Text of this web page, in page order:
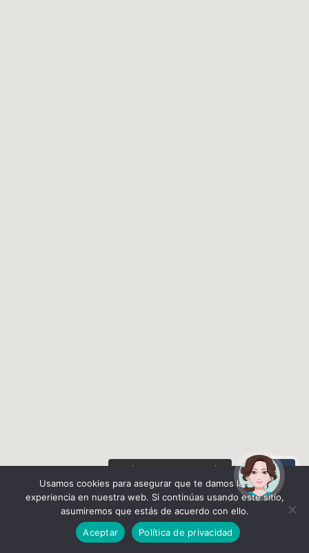
Anterior Siguiente
Usamos cookies para asegurar que te damos la mejor
experiencia en nuestra web. Si continúas usando este sitio,
asumiremos que estás de acuerdo con ello.
Aceptar
Política de privacidad
¡Hola! Soy Noy. ¿Puedo
ayudarte?